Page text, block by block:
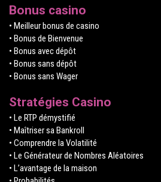
Bonus casino
• Meilleur bonus de casino
• Bonus de Bienvenue
• Bonus avec dépôt
• Bonus sans dépôt
• Bonus sans Wager
Stratégies Casino
• Le RTP démystifié
• Maîtriser sa Bankroll
• Comprendre la Volatilité
• Le Générateur de Nombres Aléatoires
• L’avantage de la maison